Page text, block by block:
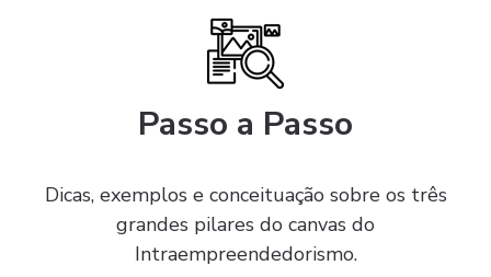
Passo a Passo
Dicas, exemplos e conceituação sobre os três
grandes pilares do canvas do
Intraempreendedorismo.